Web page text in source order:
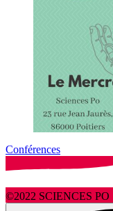
Conférences
©2022 SCIENCES PO